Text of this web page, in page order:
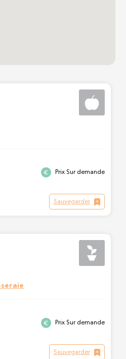
Prix Sur demande
Sauvegarder
Prix Sur demande
Sauvegarder